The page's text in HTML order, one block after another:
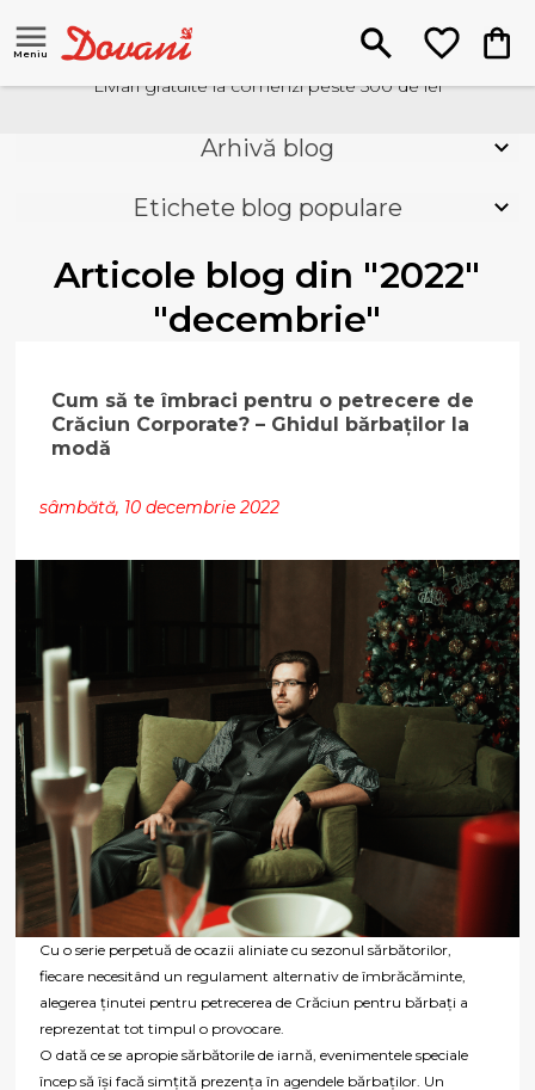
Meniu
Livrari gratuite la comenzi peste 500 de lei
Arhivă blog
Etichete blog populare
Articole blog din "2022"
"decembrie"
Cum să te îmbraci pentru o petrecere de
Crăciun Corporate? – Ghidul bărbaților la
modă
sâmbătă, 10 decembrie 2022
Cu o serie perpetuă de ocazii aliniate cu sezonul sărbătorilor,
fiecare necesitând un regulament alternativ de îmbrăcăminte,
alegerea ținutei pentru petrecerea de Crăciun pentru bărbați a
reprezentat tot timpul o provocare.
O dată ce se apropie sărbătorile de iarnă, evenimentele speciale
încep să își facă simțită prezența în agendele bărbaților. Un